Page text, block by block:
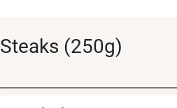
Steaks (250g)